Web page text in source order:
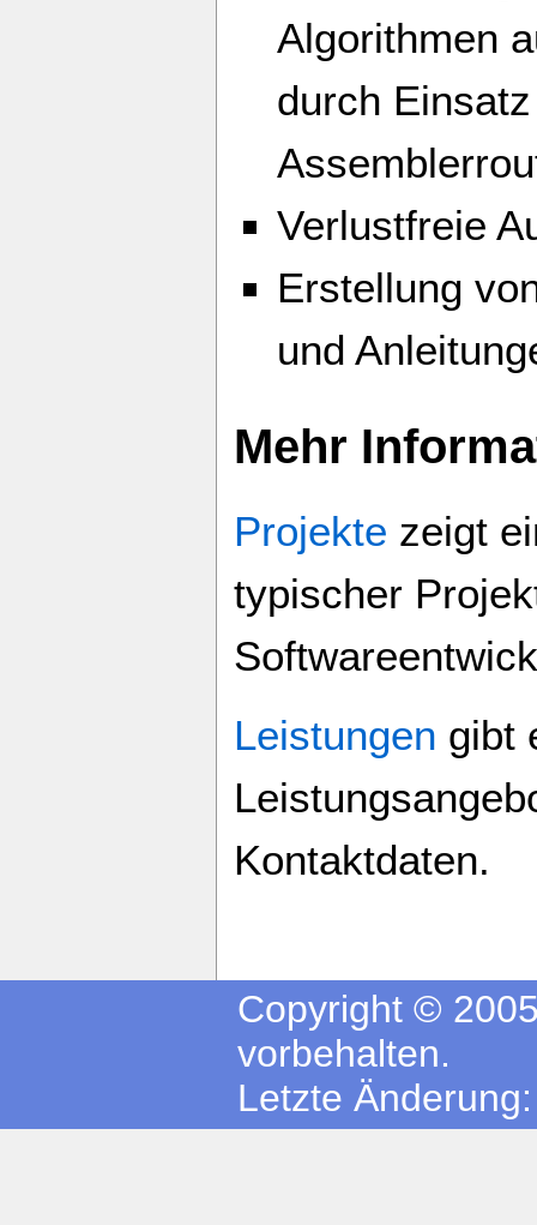
Algorithmen
durch
Verlustfreie
Erstellung
und
Mehr
Projekte zeigt
typischer
Leistungen gibt
Kontaktdaten.
Copyright ©
vorbehalten.
Letzte